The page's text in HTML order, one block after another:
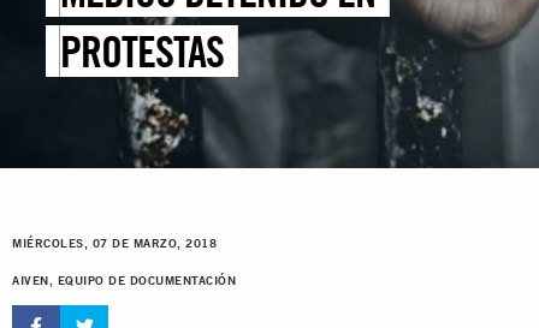
PROTESTAS
MIÉRCOLES, 07 DE MARZO, 2018
AIVEN, EQUIPO DE DOCUMENTACIÓN